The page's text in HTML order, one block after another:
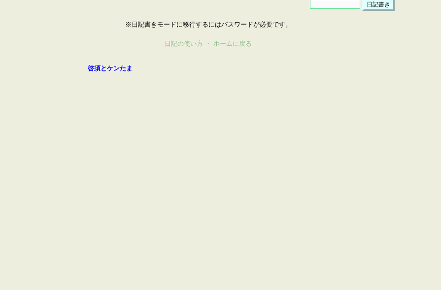
※日記書きモードに移行するにはパスワードが必要です。
日記の使い方 ・ ホームに戻る
啓須とケンたま